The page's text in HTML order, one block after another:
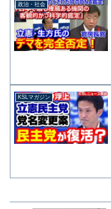
政治・社会
KSLマガジン